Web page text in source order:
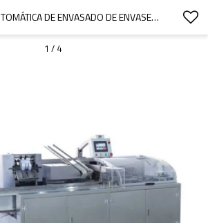
MÁQUINA AUTOMÁTICA DE ENVASADO DE ENVASES DE BOTELLAS AUTOMÁTICA PARA AMPOLLA
1 / 4